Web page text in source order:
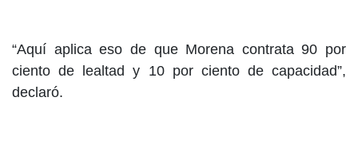
“Aquí aplica eso de que Morena contrata 90 por
ciento de lealtad y 10 por ciento de capacidad”,
declaró.